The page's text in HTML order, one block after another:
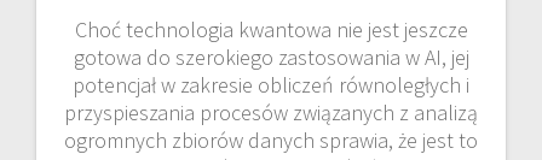
Choć technologia kwantowa nie jest jeszcze
gotowa do szerokiego zastosowania w AI, jej
potencjał w zakresie obliczeń równoległych i
przyspieszania procesów związanych z analizą
ogromnych zbiorów danych sprawia, że jest to